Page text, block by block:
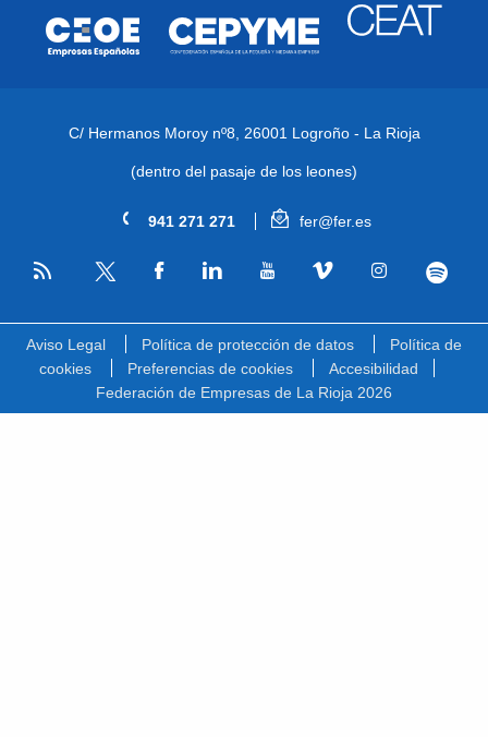
C/ Hermanos Moroy nº8, 26001 Logroño - La Rioja
(dentro del pasaje de los leones)
941 271 271 fer@fer.es
RSS
Aviso Legal Política de protección de datos
Política de
cookies
Preferencias de cookies
Accesibilidad
Federación de Empresas de La Rioja 2026